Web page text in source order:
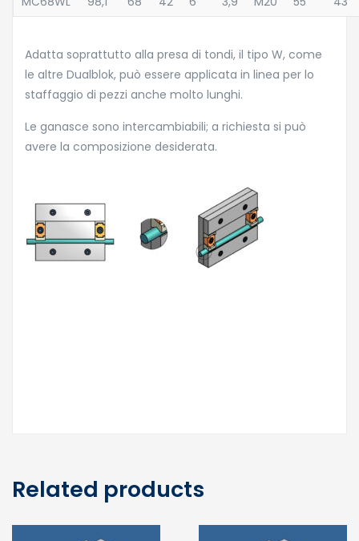
Adatta soprattutto alla presa di tondi, il tipo W, come
le altre Dualblok, può essere applicata in linea per lo
staffaggio di pezzi anche molto lunghi.
Le ganasce sono intercambiabili; a richiesta si può
avere la composizione desiderata.
Related products